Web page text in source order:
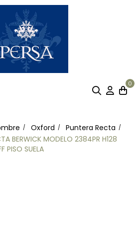
0
Oxford
Puntera Recta
BERWICK MODELO 2384PR H128
PISO SUELA